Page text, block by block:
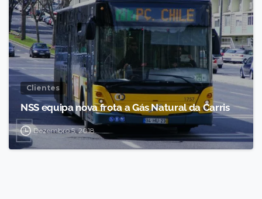
Clientes
NSS equipa nova frota a Gás Natural da Carris
Dezembro 5, 2018